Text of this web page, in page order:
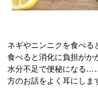
ネギやニンニクを食べる
食べると消化に負担がか
水分不足で便秘になる
方のお話をよく耳にしま